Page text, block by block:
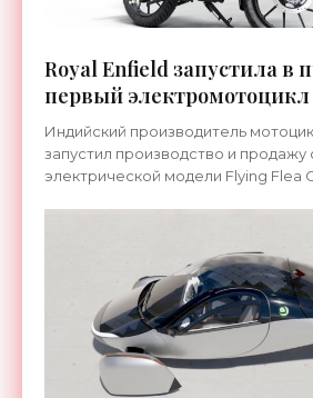
Royal Enfield запустила в
первый
Индийский производитель
запустил производство и
электрической модели Flying Flea